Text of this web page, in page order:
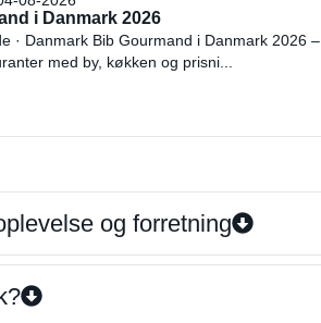
i Danmark 2026
· Danmark Bib Gourmand i Danmark 2026 –
med by, køkken og prisni...
og forretning